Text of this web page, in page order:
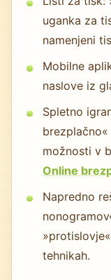
uganka za
namenjeni
Mobilne
naslove iz
Spletno
možnosti v
Online
Napredno
tehnikah.